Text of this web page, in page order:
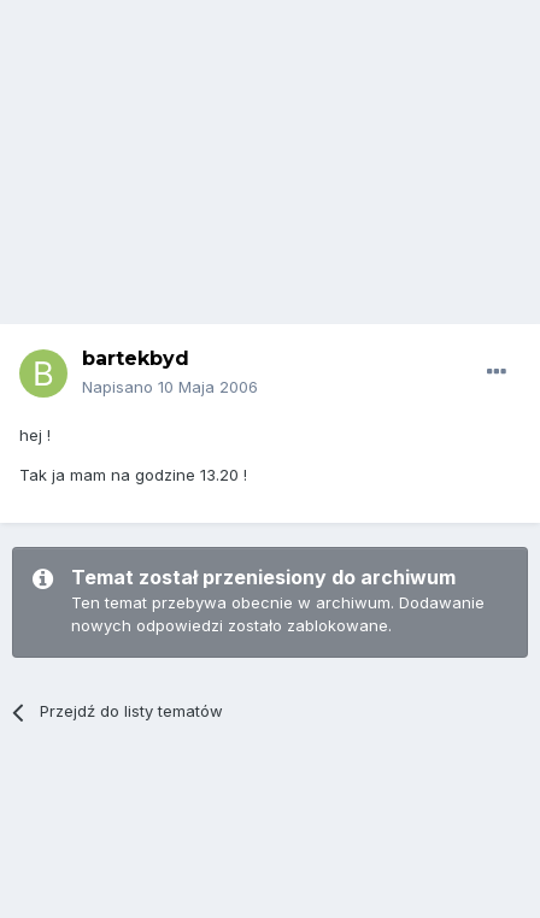
bartekbyd
Napisano 10 Maja 2006
hej !
Tak ja mam na godzine 13.20 !
Temat został przeniesiony do archiwum
Ten temat przebywa obecnie w archiwum. Dodawanie
nowych odpowiedzi zostało zablokowane.
Przejdź do listy tematów